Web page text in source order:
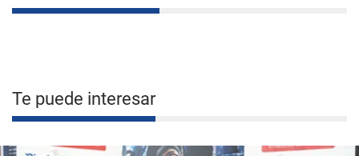
Te puede interesar